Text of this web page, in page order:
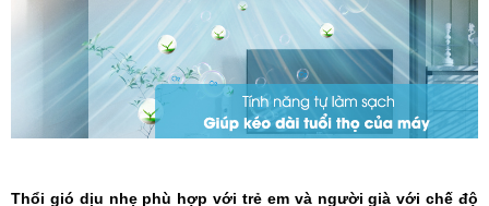
Thổi gió dịu nhẹ phù hợp với trẻ em và người già với chế độ